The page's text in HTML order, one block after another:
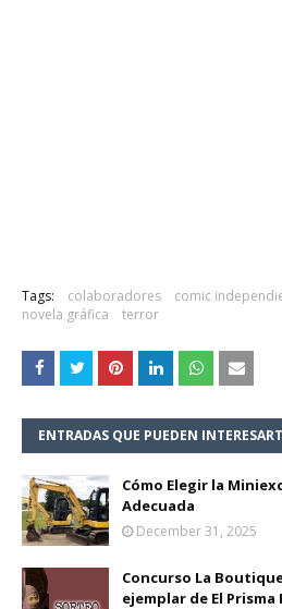
Tags: colaboradores comic
novela gráfica
terror
ENTRADAS QUE PUEDEN
Cómo Elegir la
Adecuada
December 31, 2025
Concurso La
ejemplar de El